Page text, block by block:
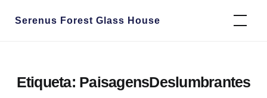
Serenus Forest Glass House
Etiqueta: PaisagensDeslumbrantes